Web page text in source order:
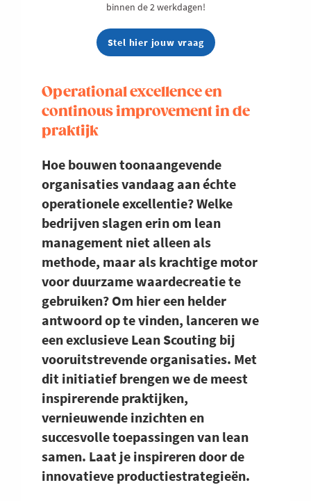
Operational excellence en
continous improvement in de
praktijk
Hoe bouwen toonaangevende
organisaties vandaag aan échte
operationele excellentie? Welke
bedrijven slagen erin om lean
management niet alleen als
methode, maar als krachtige motor
voor duurzame waardecreatie te
gebruiken? Om hier een helder
antwoord op te vinden, lanceren we
een exclusieve Lean Scouting bij
vooruitstrevende organisaties. Met
dit initiatief brengen we de meest
inspirerende praktijken,
vernieuwende inzichten en
succesvolle toepassingen van lean
samen. Laat je inspireren door de
innovatieve productiestrategieën.
binnen de 2 werkdagen!
Stel hier jouw vraag